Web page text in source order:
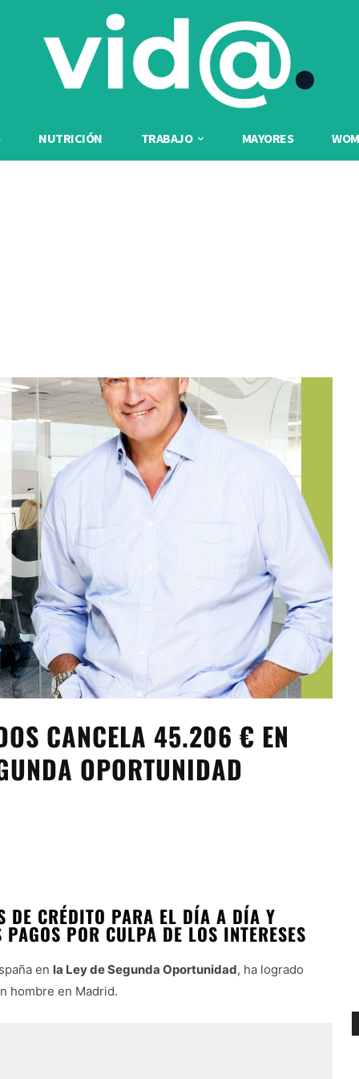
NUTRICIÓN TRABAJO MAYORES
CANCELA 45.206 € EN
OPORTUNIDAD
DE CRÉDITO PARA EL DÍA A DÍA Y
POR CULPA DE LOS INTERESES
en la Ley de Segunda Oportunidad, ha logrado
hombre en Madrid.